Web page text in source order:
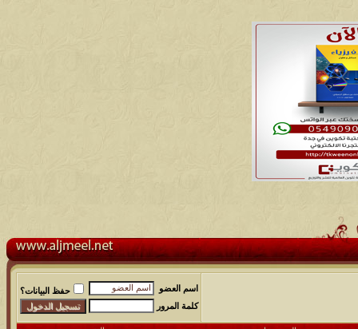
اسم العضو
حفظ البيانات؟
كلمة المرور